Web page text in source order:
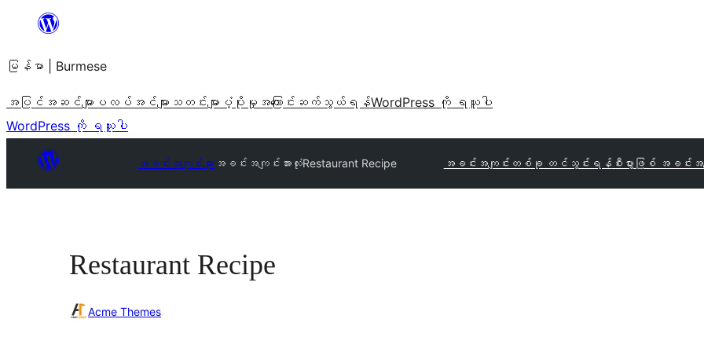
အကြောင်းအရာ
ကျော်သွား
ရန်
မြန်မာ | Burmese
အပြင်အဆင်များ ပလပ်အင်များ သတင်းများ ပံ့ပိုးမှု အကြောင်း ဆက်သွယ်ရန်WordPress ကို ရယူပါ
WordPress ကို ရယူပါ
အခင်းအကျင်းများ အခင်းအကျင်းအားလုံးRestaurant Recipe အခင်းအကျင်းတစ်ခု တင်သွင်းရန်စီးပွားဖြစ် အခင်း
Restaurant Recipe
Acme Themes